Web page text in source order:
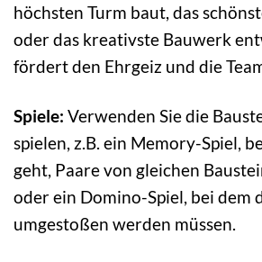
höchsten Turm baut, das
oder das kreativste Bauwerk
fördert den Ehrgeiz und die
Spiele: Verwenden Sie die
spielen, z.B. ein Memory-Spiel,
geht, Paare von gleichen
oder ein Domino-Spiel, bei dem
umgestoßen werden müssen.